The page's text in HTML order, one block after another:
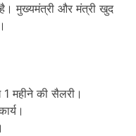
है। मुख्यमंत्री और मंत्री खुद
महीने की सैलरी।